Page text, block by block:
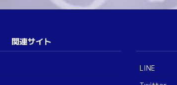
関連サイト
LINE